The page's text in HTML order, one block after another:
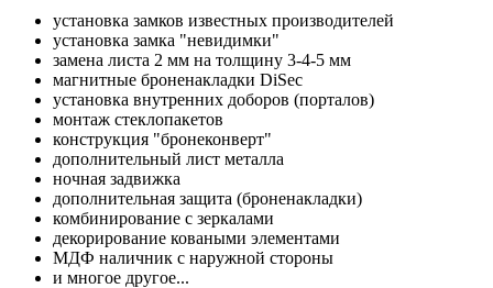
установка замков известных производителей
установка замка "невидимки"
замена листа 2 мм на толщину 3-4-5 мм
магнитные броненакладки DiSec
установка внутренних доборов (порталов)
монтаж стеклопакетов
конструкция "бронеконверт"
дополнительный лист металла
ночная задвижка
дополнительная защита (броненакладки)
комбинирование с зеркалами
декорирование коваными элементами
МДФ наличник с наружной стороны
и многое другое...